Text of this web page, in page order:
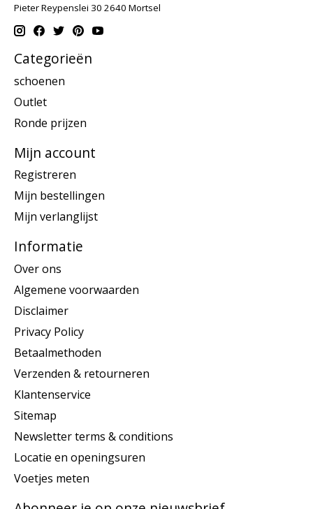
Pieter Reypenslei 30 2640 Mortsel
Categorieën
schoenen
Outlet
Ronde prijzen
Mijn account
Registreren
Mijn bestellingen
Mijn verlanglijst
Informatie
Over ons
Algemene voorwaarden
Disclaimer
Privacy Policy
Betaalmethoden
Verzenden & retourneren
Klantenservice
Sitemap
Newsletter terms & conditions
Locatie en openingsuren
Voetjes meten